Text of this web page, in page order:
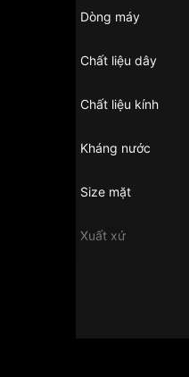
Dòng máy
Chất liệu dây
Chất liệu kính
Kháng nước
Size mặt
Xuất xứ